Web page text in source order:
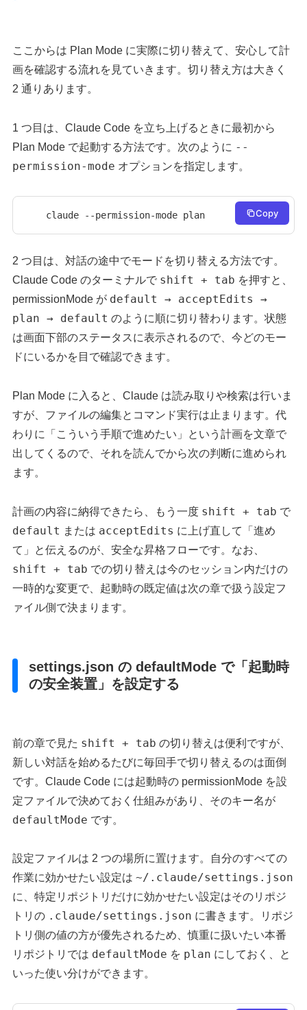
ここからは Plan Mode に実際に切り替えて、安心して計
画を確認する流れを見ていきます。切り替え方は大きく
2 通りあります。
1 つ目は、Claude Code を立ち上げるときに最初から
Plan Mode で起動する方法です。次のように --
permission-mode オプションを指定します。
claude --permission-mode plan Copy
2 つ目は、対話の途中でモードを切り替える方法です。
Claude Code のターミナルで shift + tab を押すと、
permissionMode が default → acceptEdits →
plan → default のように順に切り替わります。状態
は画面下部のステータスに表示されるので、今どのモー
ドにいるかを目で確認できます。
Plan Mode に入ると、Claude は読み取りや検索は行いま
すが、ファイルの編集とコマンド実行は止まります。代
わりに「こういう手順で進めたい」という計画を文章で
出してくるので、それを読んでから次の判断に進められ
ます。
計画の内容に納得できたら、もう一度 shift + tab で
default または acceptEdits に上げ直して「進め
て」と伝えるのが、安全な昇格フローです。なお、
shift + tab での切り替えは今のセッション内だけの
一時的な変更で、起動時の既定値は次の章で扱う設定フ
ァイル側で決まります。
settings.json の defaultMode で「起動時
の安全装置」を設定する
前の章で見た shift + tab の切り替えは便利ですが、
新しい対話を始めるたびに毎回手で切り替えるのは面倒
です。Claude Code には起動時の permissionMode を設
定ファイルで決めておく仕組みがあり、そのキー名が
defaultMode です。
設定ファイルは 2 つの場所に置けます。自分のすべての
作業に効かせたい設定は~/.claude/settings.json
に、特定リポジトリだけに効かせたい設定はそのリポジ
トリの .claude/settings.json に書きます。リポジ
トリ側の値の方が優先されるため、慎重に扱いたい本番
リポジトリでは defaultMode を plan にしておく、と
いった使い分けができます。